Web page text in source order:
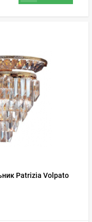
Patrizia Volpato